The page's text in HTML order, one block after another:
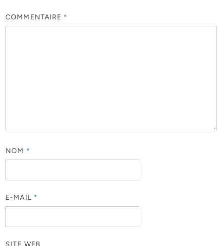
COMMENTAIRE *
NOM *
E-MAIL *
SITE WEB